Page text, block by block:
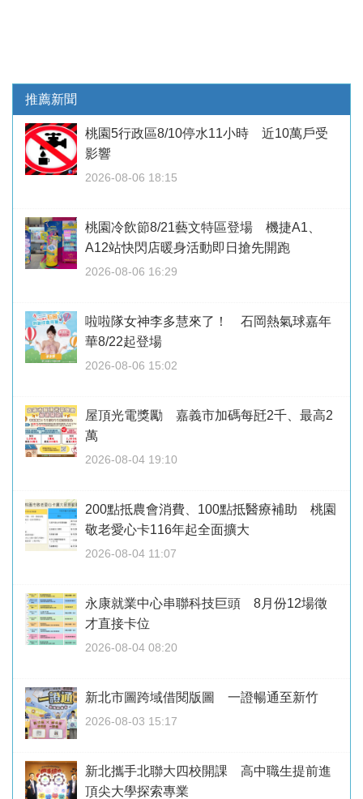
推薦新聞
桃園5行政區8/10停水11小時 近10萬戶受
影響
2026-08-06 18:15
桃園冷飲節8/21藝文特區登場 機捷A1、
A12站快閃店暖身活動即日搶先開跑
2026-08-06 16:29
啦啦隊女神李多慧來了！ 石岡熱氣球嘉年
華8/22起登場
2026-08-06 15:02
屋頂光電獎勵 嘉義市加碼每瓩2千、最高2
萬
2026-08-04 19:10
200點抵農會消費、100點抵醫療補助 桃園
敬老愛心卡116年起全面擴大
2026-08-04 11:07
永康就業中心串聯科技巨頭 8月份12場徵
才直接卡位
2026-08-04 08:20
新北市圖跨域借閱版圖 一證暢通至新竹
2026-08-03 15:17
新北攜手北聯大四校開課 高中職生提前進
頂尖大學探索專業